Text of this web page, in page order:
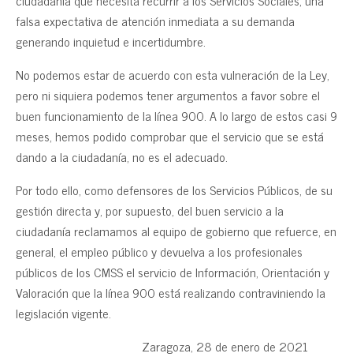
falsa expectativa de atención inmediata a su demanda
generando inquietud e incertidumbre.
No podemos estar de acuerdo con esta vulneración de la Ley,
pero ni siquiera podemos tener argumentos a favor sobre el
buen funcionamiento de la línea 900. A lo largo de estos casi 9
meses, hemos podido comprobar que el servicio que se está
dando a la ciudadanía, no es el adecuado.
Por todo ello, como defensores de los Servicios Públicos, de su
gestión directa y, por supuesto, del buen servicio a la
ciudadanía reclamamos al equipo de gobierno que refuerce, en
general, el empleo público y devuelva a los profesionales
públicos de los CMSS el servicio de Información, Orientación y
Valoración que la línea 900 está realizando contraviniendo la
legislación vigente.
Zaragoza, 28 de enero de 2021